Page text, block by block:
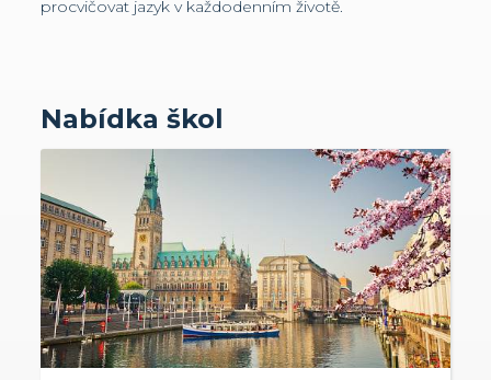
procvičovat jazyk v každodenním životě.
Nabídka škol